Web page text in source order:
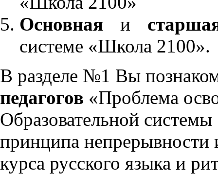
Основнаяи
системе «Школа 2100».
В разделе №1 Вы
педагогов «Проблема
Образовательной
принципа непрерывности
курса русского языка и